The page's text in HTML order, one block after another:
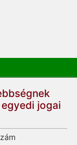
jogai